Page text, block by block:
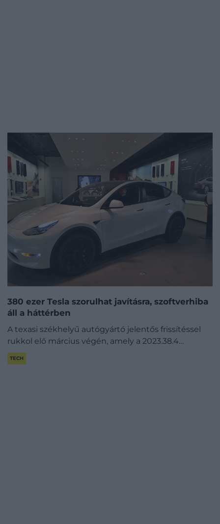
380 ezer Tesla szorulhat javításra, szoftverhiba
áll a háttérben
A texasi székhelyű autógyártó jelentős frissítéssel
rukkol elő március végén, amely a 2023.38.4…
TECH